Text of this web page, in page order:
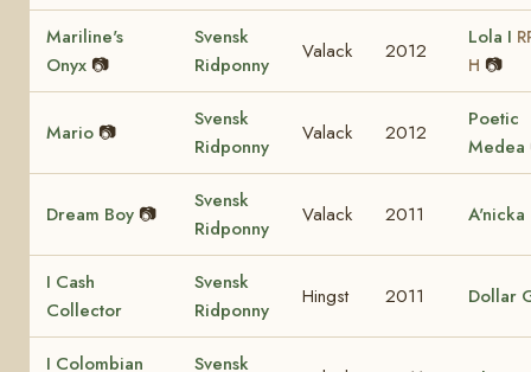
Mariline's
Onyx 📷
Svensk
Ridponny
Valack 2012
Lola I
H 📷
Mario 📷
Svensk
Ridponny
Valack 2012
Poetic
Medea
Dream Boy 📷
Svensk
Ridponny
Valack 2011 A'nicka
I Cash
Collector
Svensk
Ridponny
Hingst 2011 Dollar
I Colombian Svensk